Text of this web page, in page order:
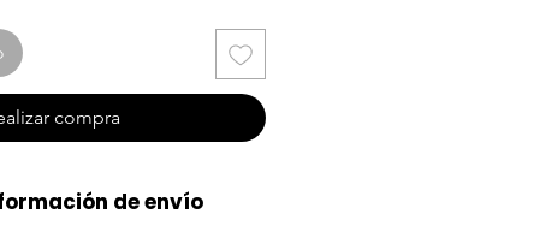
compra
de envío